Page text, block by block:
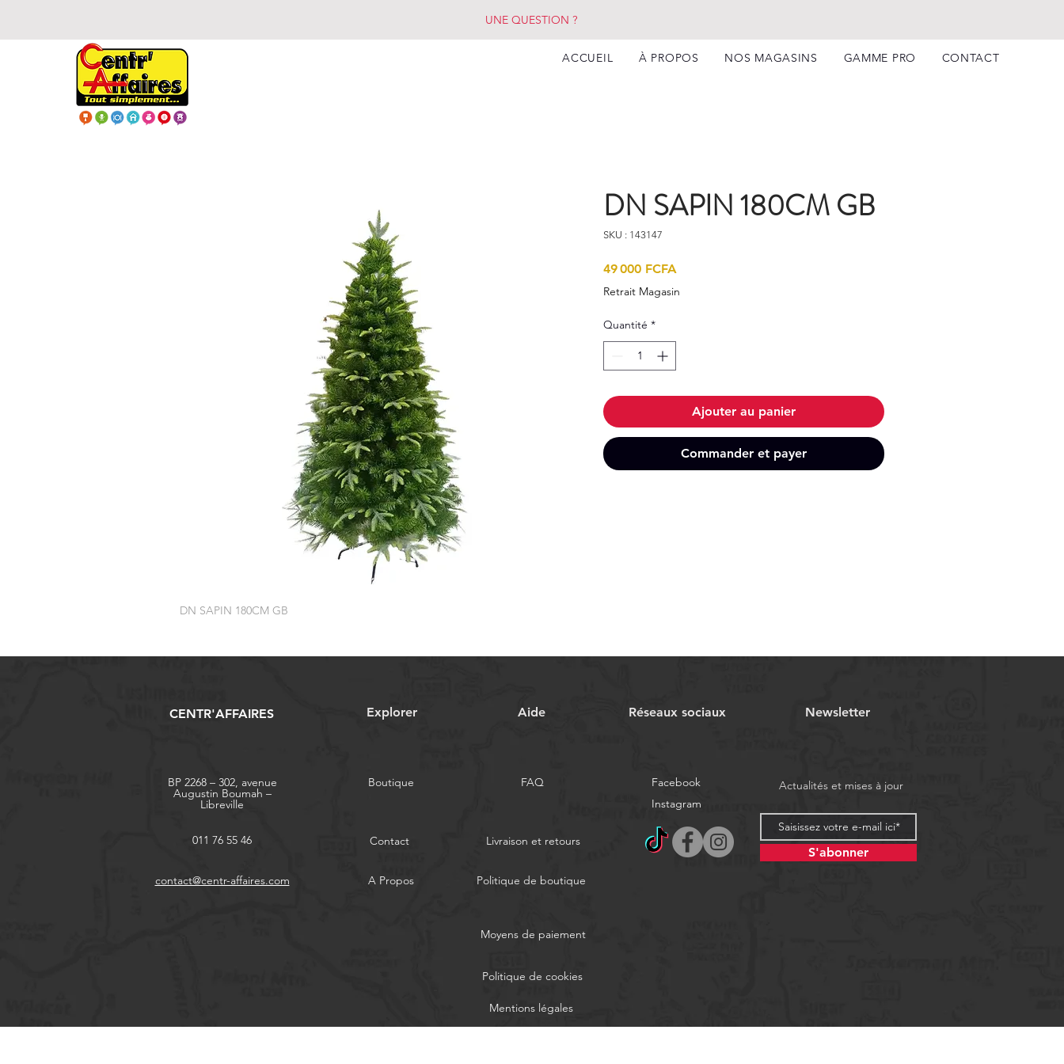
UNE QUESTION ?
ACCUEIL À PROPOS NOS MAGASINS GAMME PRO CONTACT
DN SAPIN 180CM GB
DN SAPIN 180CM GB
SKU : 143147
49 000 FCFA
Retrait Magasin
Quantité *
Ajouter au panier
Commander et payer
CENTR'AFFAIRES Explorer Aide Réseaux sociaux Newsletter
BP 2268 – 302, avenue
Augustin Boumah –
Libreville
011 76 55 46
contact@centr-affaires.com
Boutique FAQ
Contact
A Propos
Livraison et retours
Politique de boutique
Facebook
Instagram
Actualités et mises à jour
S'abonner
Moyens de paiement
Politique de cookies
Mentions légales